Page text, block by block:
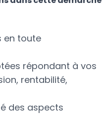
en toute
répondant à vos
rentabilité,
des aspects